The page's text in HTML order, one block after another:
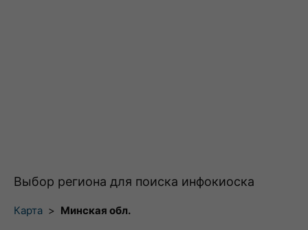
Выбор региона для поиска инфокиоска
Карта > Минская обл.